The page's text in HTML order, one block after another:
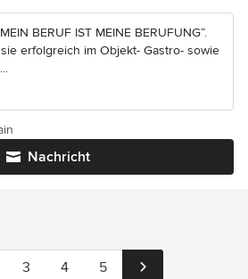
BERUF IST MEINE BERUFUNG“.
erfolgreich im Objekt- Gastro- sowie
Nachricht
3 4 5